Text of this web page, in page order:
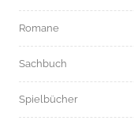
Romane
Sachbuch
Spielbücher